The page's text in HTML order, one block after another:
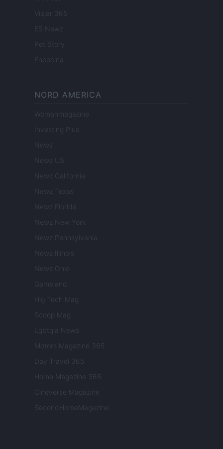
Viajar 365
ES Newz
Pet Story
Encocina
NORD AMERICA
Womanmagazine
Investing Plus
Newz
Newz US
Newz California
Newz Texas
Newz Florida
Newz New York
Newz Pennsylvania
Newz Illinois
Newz Ohio
Gameland
Hig Tech Mag
Scoop Mag
Lgbtqia News
Motors Magazine 365
Day Travel 365
Home Magazine 365
Cineverse Magazine
SecondHomeMagazine